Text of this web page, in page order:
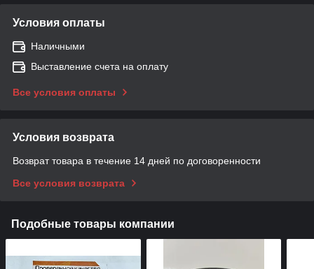
Условия оплаты
Наличными
Выставление счета на оплату
Все условия оплаты
Условия возврата
Возврат товара в течение 14 дней по договоренности
Все условия возврата
Подобные товары компании